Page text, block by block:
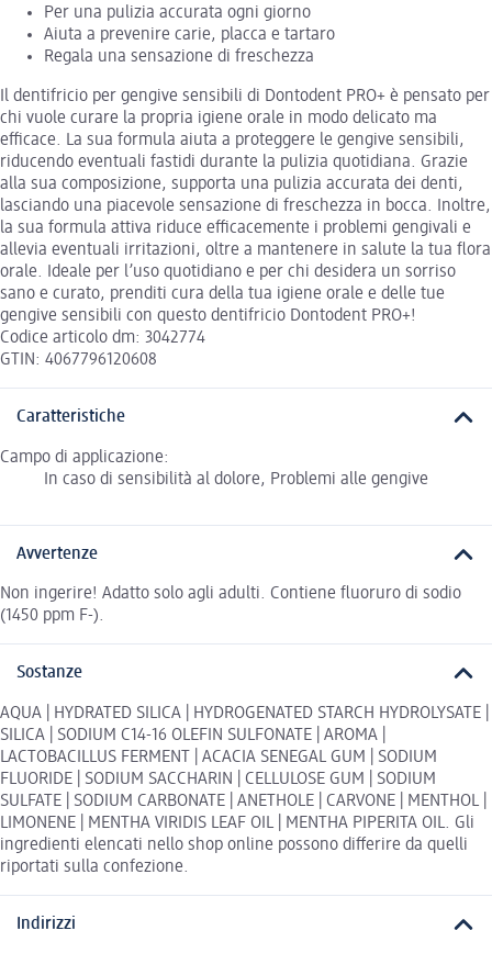
Per una pulizia accurata ogni giorno
Aiuta a prevenire carie, placca e tartaro
Regala una sensazione di freschezza
Il dentifricio per gengive sensibili di Dontodent PRO+ è pensato per
chi vuole curare la propria igiene orale in modo delicato ma
efficace. La sua formula aiuta a proteggere le gengive sensibili,
riducendo eventuali fastidi durante la pulizia quotidiana. Grazie
alla sua composizione, supporta una pulizia accurata dei denti,
lasciando una piacevole sensazione di freschezza in bocca. Inoltre,
la sua formula attiva riduce efficacemente i problemi gengivali e
allevia eventuali irritazioni, oltre a mantenere in salute la tua flora
orale. Ideale per l’uso quotidiano e per chi desidera un sorriso
sano e curato, prenditi cura della tua igiene orale e delle tue
gengive sensibili con questo dentifricio Dontodent PRO+!
Codice articolo dm: 3042774
GTIN: 4067796120608
Caratteristiche
Campo di applicazione:
In caso di sensibilità al dolore, Problemi alle gengive
Avvertenze
Non ingerire! Adatto solo agli adulti. Contiene fluoruro di sodio
(1450 ppm F-).
Sostanze
AQUA | HYDRATED SILICA | HYDROGENATED STARCH HYDROLYSATE |
SILICA | SODIUM C14-16 OLEFIN SULFONATE | AROMA |
LACTOBACILLUS FERMENT | ACACIA SENEGAL GUM | SODIUM
FLUORIDE | SODIUM SACCHARIN | CELLULOSE GUM | SODIUM
SULFATE | SODIUM CARBONATE | ANETHOLE | CARVONE | MENTHOL |
LIMONENE | MENTHA VIRIDIS LEAF OIL | MENTHA PIPERITA OIL. Gli
ingredienti elencati nello shop online possono differire da quelli
riportati sulla confezione.
Indirizzi